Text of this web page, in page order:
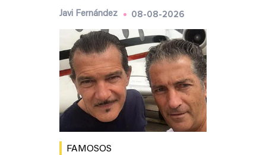
Javi Fernández 08-08-2026
FAMOSOS